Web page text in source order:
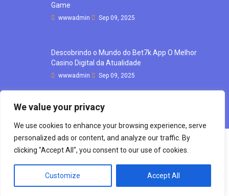
We value your privacy
We use cookies to enhance your browsing experience, serve
personalized ads or content, and analyze our traffic. By
clicking "Accept All", you consent to our use of cookies.
Customize Accept All
Game
wwwadmin Sep 09, 2025
Descobrindo o Mundo do Bet7k App O Melhor
Casino Digital da Atualidade
wwwadmin Sep 09, 2025
Copyright © mourong, 2021 All rights reserve d